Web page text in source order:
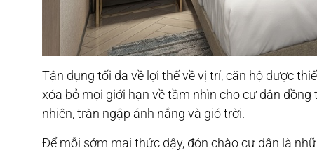
Tận dụng tối đa về lợi thế về vị trí, căn hộ được
xóa bỏ mọi giới hạn về tầm nhìn cho cư dân
nhiên, tràn ngập ánh nắng và gió trời.
Để mỗi sớm mai thức dậy, đón chào cư dân là